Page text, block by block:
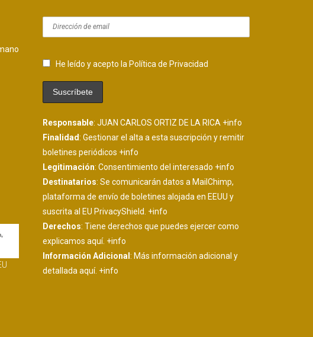
He leído y acepto la Política de Privacidad
Responsable: JUAN CARLOS ORTIZ DE LA RICA +info
Finalidad: Gestionar el alta a esta suscripción y remitir
boletines periódicos +info
Legitimación: Consentimiento del interesado +info
Destinatarios: Se comunicarán datos a MailChimp,
plataforma de envío de boletines alojada en EEUU y
suscrita al EU PrivacyShield. +info
Derechos: Tiene derechos que puedes ejercer como
explicamos aquí. +info
Información Adicional : Más información adicional y
detallada aquí. +info